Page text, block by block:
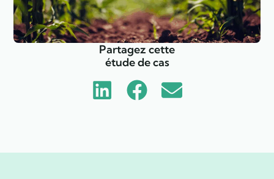
Partagez cette
étude de cas